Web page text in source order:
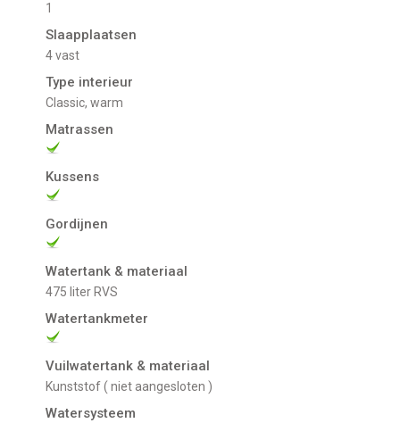
1
Slaapplaatsen
4 vast
Type interieur
Classic, warm
Matrassen
Kussens
Gordijnen
Watertank & materiaal
475 liter RVS
Watertankmeter
Vuilwatertank & materiaal
Kunststof ( niet aangesloten )
Watersysteem